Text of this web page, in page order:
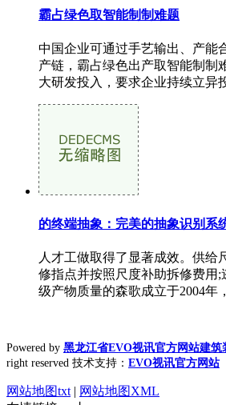
霸占绿色取智能制制难题
中国企业可通过手艺输出、产能
产链，霸占绿色出产取智能制制
大研发投入，要求企业持续立异
的终端抽象：完美的抽象识别系
人才工做取得了显著成效。供给
修指点并按照尺度补助拆修费用;
级产物质量的森歌成立于2004年
Powered by 黑龙江省EVO视讯官方网站建筑
right reserved 技术支持： EVO视讯官方网站
网站地图txt | 网站地图XML